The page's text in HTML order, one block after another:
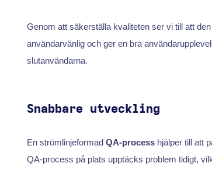
Genom att säkerställa kvaliteten ser vi till att
användarvänlig och ger en bra
slutanvändarna.
Snabbare utveckling
En strömlinjeformad QA-processhjälper till att
QA-process på plats upptäcks problem tidigt,